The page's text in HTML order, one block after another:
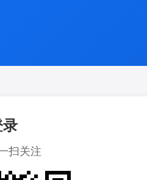
录
扫关注